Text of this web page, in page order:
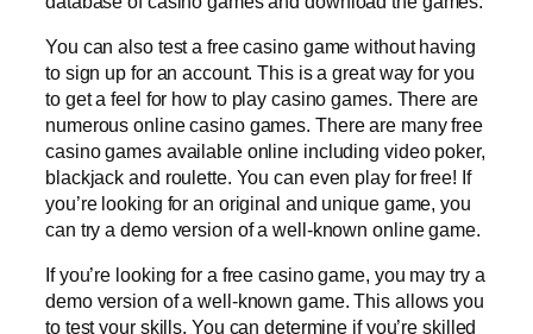
You can also test a free casino game without having
to sign up for an account. This is a great way for you
to get a feel for how to play casino games. There are
numerous online casino games. There are many free
casino games available online including video poker,
blackjack and roulette. You can even play for free! If
you’re looking for an original and unique game, you
can try a demo version of a well-known online game.
If you’re looking for a free casino game, you may try a
demo version of a well-known game. This allows you
to test your skills. You can determine if you’re skilled